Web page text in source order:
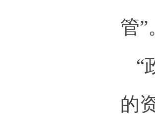
管”
“
的